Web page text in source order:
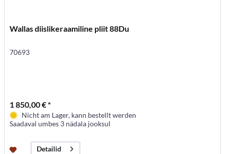
Wallas diislikeraamiline pliit 88Du
70693
1 850,00 € *
Nicht am Lager, kann bestellt werden
Saadaval umbes 3 nädala jooksul
Detailid